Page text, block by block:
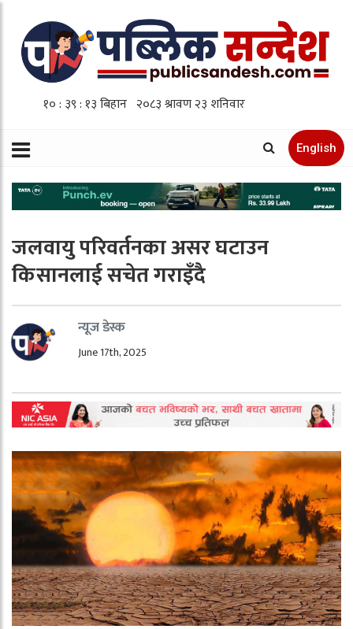
English
जलवायु परिवर्तनका असर घटाउन
किसानलाई सचेत गराइँदै
न्यूज डेस्क
June 17th, 2025